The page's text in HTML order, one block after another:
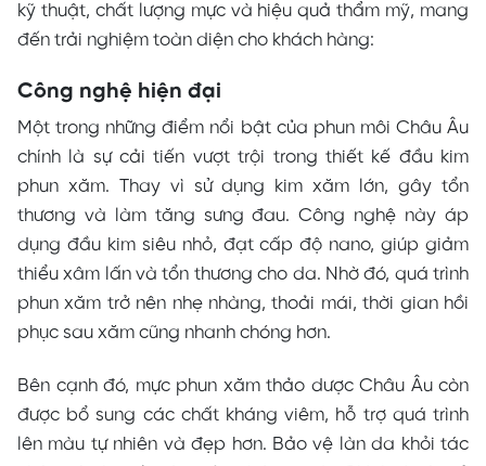
kỹ thuật, chất lượng mực và hiệu quả thẩm mỹ, mang
đến trải nghiệm toàn diện cho khách hàng:
Công nghệ hiện đại
Một trong những điểm nổi bật của phun môi Châu Âu
chính là sự cải tiến vượt trội trong thiết kế đầu kim
phun xăm. Thay vì sử dụng kim xăm lớn, gây tổn
thương và làm tăng sưng đau. Công nghệ này áp
dụng đầu kim siêu nhỏ, đạt cấp độ nano, giúp giảm
thiểu xâm lấn và tổn thương cho da. Nhờ đó, quá trình
phun xăm trở nên nhẹ nhàng, thoải mái, thời gian hồi
phục sau xăm cũng nhanh chóng hơn.
Bên cạnh đó, mực phun xăm thảo dược Châu Âu còn
được bổ sung các chất kháng viêm, hỗ trợ quá trình
lên màu tự nhiên và đẹp hơn. Bảo vệ làn da khỏi tác